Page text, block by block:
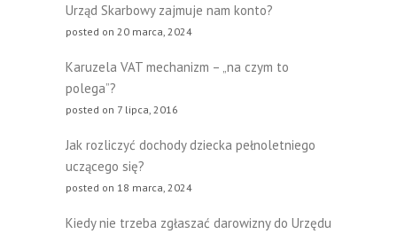
Urząd Skarbowy zajmuje nam konto?
posted on 20 marca, 2024
Karuzela VAT mechanizm – „na czym to
polega”?
posted on 7 lipca, 2016
Jak rozliczyć dochody dziecka pełnoletniego
uczącego się?
posted on 18 marca, 2024
Kiedy nie trzeba zgłaszać darowizny do Urzędu